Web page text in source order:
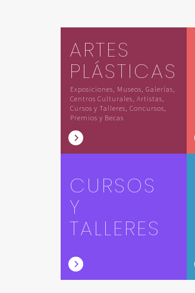
ARTES
PLÁSTICAS
Exposiciones, Museos, Galerías,
Centros Culturales, Artistas,
Cursos y Talleres, Concursos,
Premios y Becas
CURSOS
Y
TALLERES